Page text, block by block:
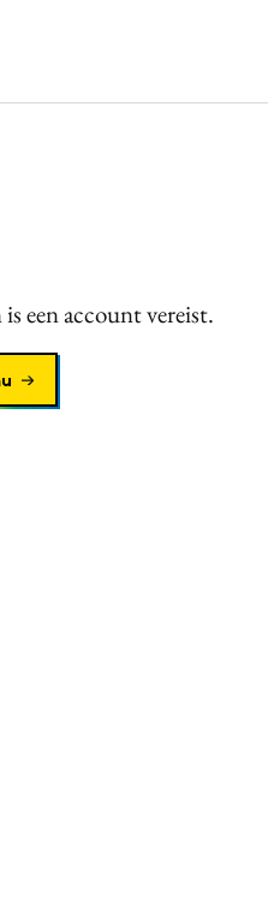
een account vereist.